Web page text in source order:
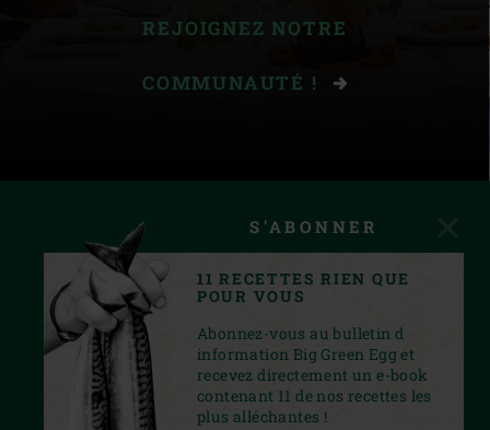
REJOIGNEZ NOTRE
COMMUNAUTÉ !
S'ABONNER
11 RECETTES RIEN QUE
POUR VOUS
Abonnez-vous au bulletin d
information Big Green Egg et
recevez directement un e-book
contenant 11 de nos recettes les
plus alléchantes !